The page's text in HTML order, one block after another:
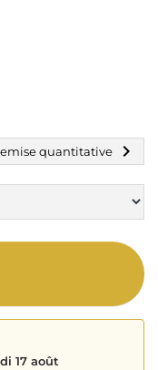
quantitative chevron_right
17 août